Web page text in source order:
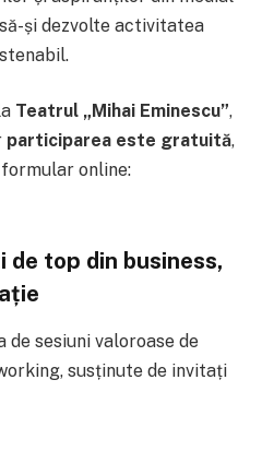
și dezvolte activitatea
Teatrul „Mihai Eminescu”,
participarea este gratuită,
online:
de top din business,
sesiuni valoroase de
susținute de invitați